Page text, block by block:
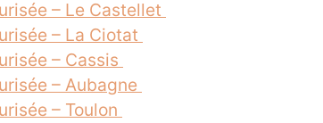
– Le Castellet
– La Ciotat
– Cassis
– Aubagne
– Toulon